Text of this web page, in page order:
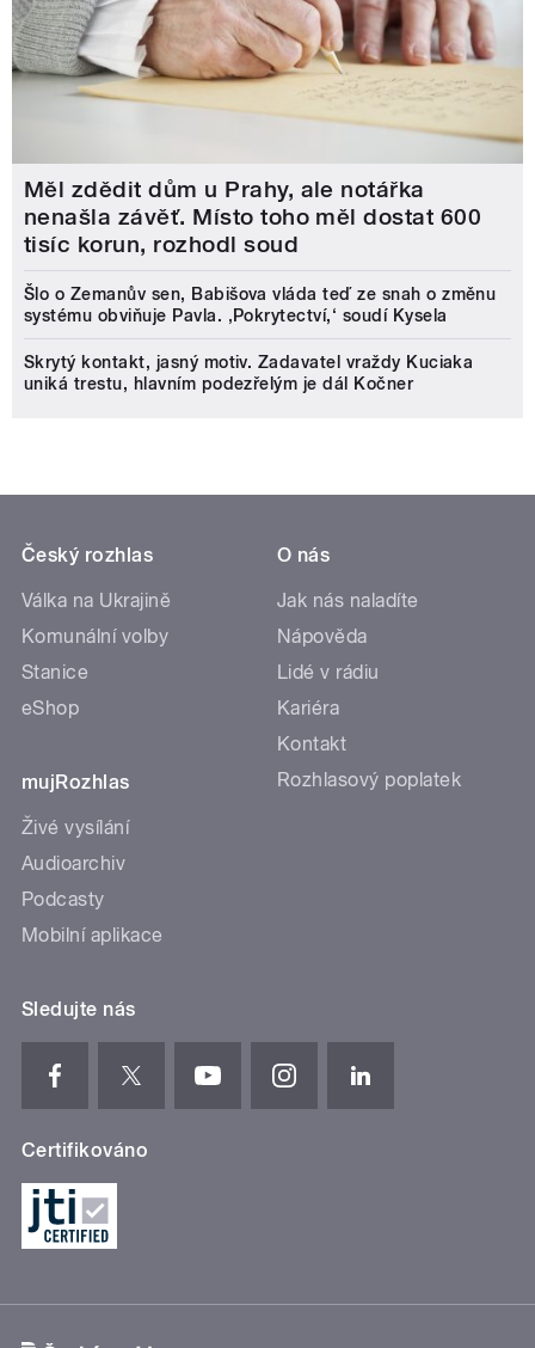
Měl zdědit dům u Prahy, ale notářka
nenašla závěť. Místo toho měl dostat 600
tisíc korun, rozhodl soud
Šlo o Zemanův sen, Babišova vláda teď ze snah o změnu
systému obviňuje Pavla. ‚Pokrytectví,‘ soudí Kysela
Skrytý kontakt, jasný motiv. Zadavatel vraždy Kuciaka
uniká trestu, hlavním podezřelým je dál Kočner
Český rozhlas
Válka na Ukrajině
Komunální volby
Stanice
eShop
mujRozhlas
Živé vysílání
Audioarchiv
Podcasty
Mobilní aplikace
O nás
Jak nás naladíte
Nápověda
Lidé v rádiu
Kariéra
Kontakt
Rozhlasový poplatek
Sledujte nás
Certifikováno